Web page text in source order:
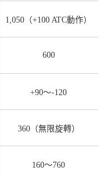
1,050（+100 ATC動作）
600
+90～-120
360（無限旋轉）
160～760